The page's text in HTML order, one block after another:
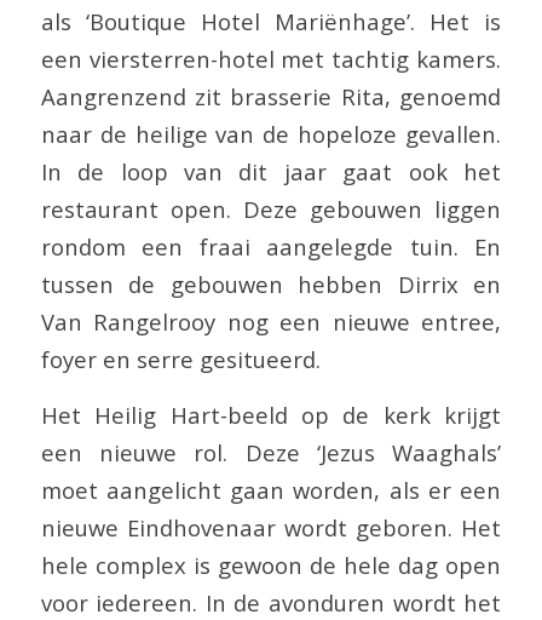
als ‘Boutique Hotel Mariënhage’. Het is
een viersterren-hotel met tachtig kamers.
Aangrenzend zit brasserie Rita, genoemd
naar de heilige van de hopeloze gevallen.
In de loop van dit jaar gaat ook het
restaurant open. Deze gebouwen liggen
rondom een fraai aangelegde tuin. En
tussen de gebouwen hebben Dirrix en
Van Rangelrooy nog een nieuwe entree,
foyer en serre gesitueerd.
Het Heilig Hart-beeld op de kerk krijgt
een nieuwe rol. Deze ‘Jezus Waaghals’
moet aangelicht gaan worden, als er een
nieuwe Eindhovenaar wordt geboren. Het
hele complex is gewoon de hele dag open
voor iedereen. In de avonduren wordt het